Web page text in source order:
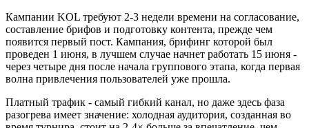
Кампании KOL требуют 2-3 недели времени на согласование,
составление брифов и подготовку контента, прежде чем
появится первый пост. Кампания, брифинг которой был
проведен 1 июня, в лучшем случае начнет работать 15 июня -
через четыре дня после начала группового этапа, когда первая
волна привлечения пользователей уже прошла.
Платный трафик - самый гибкий канал, но даже здесь фаза
разогрева имеет значение: холодная аудитория, созданная во